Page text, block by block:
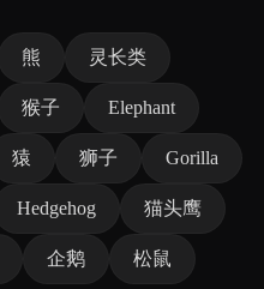
熊 灵长类
猴子 Elephant
猿 狮子 Gorilla
Hedgehog 猫头鹰
企鹅 松鼠